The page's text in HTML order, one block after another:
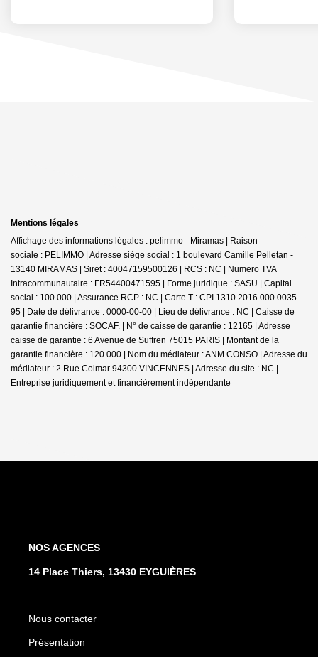
Mentions légales
Affichage des informations légales : pelimmo - Miramas | Raison
sociale : PELIMMO | Adresse siège social : 1 boulevard Camille Pelletan -
13140 MIRAMAS | Siret : 40047159500126 | RCS : NC | Numero TVA
Intracommunautaire : FR54400471595 | Forme juridique : SASU | Capital
social : 100 000 | Assurance RCP : NC | Carte T : CPI 1310 2016 000 0035
95 | Date de délivrance : 0000-00-00 | Lieu de délivrance : NC | Caisse de
garantie financière : SOCAF. | N° de caisse de garantie : 12165 | Adresse
caisse de garantie : 6 Avenue de Suffren 75015 PARIS | Montant de la
garantie financière : 120 000 | Nom du médiateur : ANM CONSO | Adresse du
médiateur : 2 Rue Colmar 94300 VINCENNES | Adresse du site : NC |
Entreprise juridiquement et financièrement indépendante
NOS AGENCES
14 Place Thiers, 13430 EYGUIÈRES
Nous contacter
Présentation